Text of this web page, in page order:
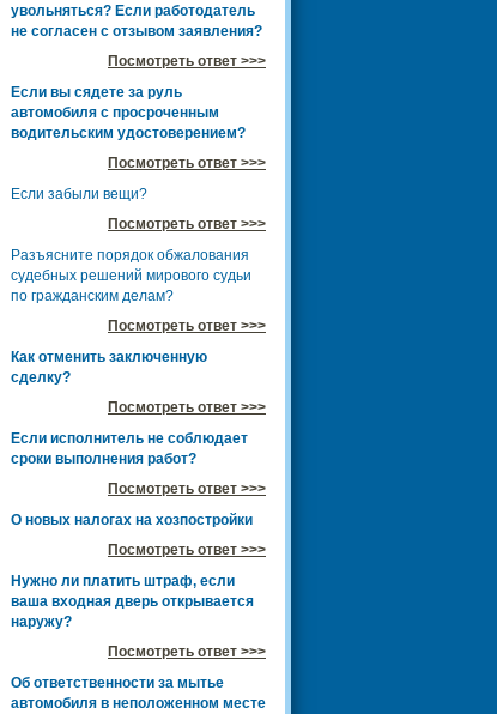
увольняться? Если работодатель
не согласен с отзывом заявления?
Посмотреть ответ >>>
Если вы сядете за руль
автомобиля с просроченным
водительским удостоверением?
Посмотреть ответ >>>
Если забыли вещи?
Посмотреть ответ >>>
Разъясните порядок обжалования
судебных решений мирового судьи
по гражданским делам?
Посмотреть ответ >>>
Как отменить заключенную
сделку?
Посмотреть ответ >>>
Если исполнитель не соблюдает
сроки выполнения работ?
Посмотреть ответ >>>
О новых налогах на хозпостройки
Посмотреть ответ >>>
Нужно ли платить штраф, если
ваша входная дверь открывается
наружу?
Посмотреть ответ >>>
Об ответственности за мытье
автомобиля в неположенном месте